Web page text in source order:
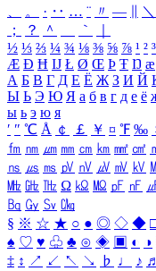
、
。 · ‥ … ¨ 〃 ― ＼
；
？ ＾ ｀
½ ⅓ ⅔ ¼ ¾ ⅛ ⅜ ⅝ ⅞ ¹ ² ³
Æ Ð Ħ Ĳ Ł Ø Œ Þ Ŧ Ŋ æ
А Б В Г Д Е Ё Ж З И Й
Ы Ь Э Ю Я а б в г д е ё
ы ь э ю я
′ ″ ℃ Å ￠ ￡ ￥ ¤ ℉ ‰
㎙ ㎚ ㎛ ㎜ ㎝ ㎞ ㎟ ㎠
㎱ ㎲ ㎳ ㎴ ㎵ ㎶ ㎷ ㎸
㎒ ㎓ ㎔ Ω ㏀ ㏁ ㎊ ㎋
㏃ ㏉ ㏜ ㏆
§ ※ ☆ ★ ○ ● ◎ ◇ ◆
♠ ♡ ♥ ♧ ♣ ⊙ ◈ ▣ ◐ ◑
‡ ↕ ↗ ↙ ↖ ↘ ♭ ♩ ♪ ♬